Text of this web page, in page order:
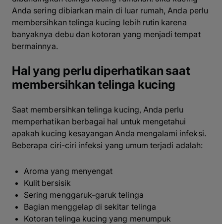
Anda sering dibiarkan main di luar rumah, Anda perlu
membersihkan telinga kucing lebih rutin karena
banyaknya debu dan kotoran yang menjadi tempat
bermainnya.
Hal yang perlu diperhatikan saat
membersihkan telinga kucing
Saat membersihkan telinga kucing, Anda perlu
memperhatikan berbagai hal untuk mengetahui
apakah kucing kesayangan Anda mengalami infeksi.
Beberapa ciri-ciri infeksi yang umum terjadi adalah:
Aroma yang menyengat
Kulit bersisik
Sering menggaruk-garuk telinga
Bagian menggelap di sekitar telinga
Kotoran telinga kucing yang menumpuk